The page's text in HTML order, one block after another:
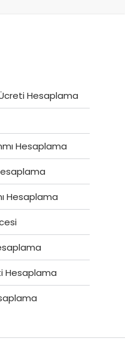
Hesaplama
Hesaplama
Hesaplama
Hesaplama